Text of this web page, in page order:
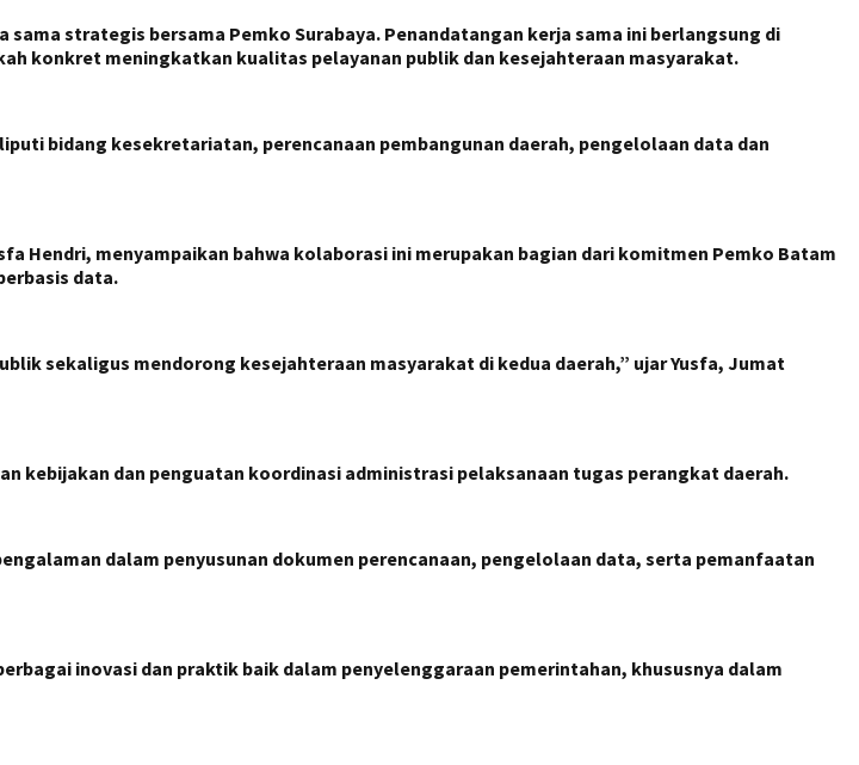
sama strategis bersama Pemko Surabaya. Penandatangan kerja sama ini berlangsung di
konkret meningkatkan kualitas pelayanan publik dan kesejahteraan masyarakat.
bidang kesekretariatan, perencanaan pembangunan daerah, pengelolaan data dan
Hendri, menyampaikan bahwa kolaborasi ini merupakan bagian dari komitmen Pemko Batam
data.
sekaligus mendorong kesejahteraan masyarakat di kedua daerah,” ujar Yusfa, Jumat
kebijakan dan penguatan koordinasi administrasi pelaksanaan tugas perangkat daerah.
dalam penyusunan dokumen perencanaan, pengelolaan data, serta pemanfaatan
inovasi dan praktik baik dalam penyelenggaraan pemerintahan, khususnya dalam